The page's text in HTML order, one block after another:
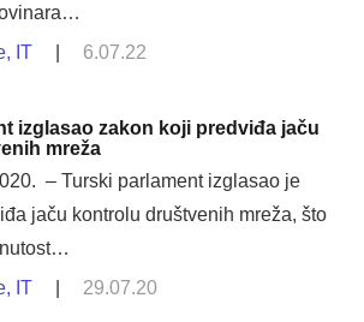
, IT 6.07.22
izglasao zakon koji predviđa jaču
mreža
– Turski parlament izglasao je
jaču kontrolu društvenih mreža, što
, IT 29.07.20